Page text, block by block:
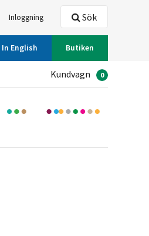
Inloggning
In English Butiken
Sök
Kundvagn 0